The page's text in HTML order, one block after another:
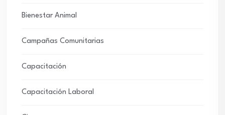
Bienestar Animal
Campañas Comunitarias
Capacitación
Capacitación Laboral